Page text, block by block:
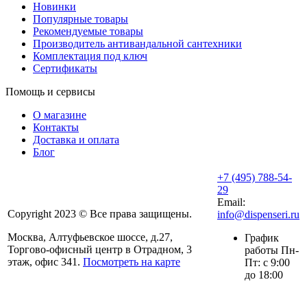
Новинки
Популярные товары
Рекомендуемые товары
Производитель антивандальной сантехники
Комплектация под ключ
Сертификаты
Помощь и сервисы
О магазине
Контакты
Доставка и оплата
Блог
Copyright 2023 © Все права защищены.
Москва, Алтуфьевское шоссе, д.27,
Торгово-офисный центр в Отрадном, 3
этаж, офис 341. Посмотреть на карте
+7 (495) 788-54-
29
Email:
info@dispenseri.ru
График
работы Пн-
Пт: с 9:00
до 18:00